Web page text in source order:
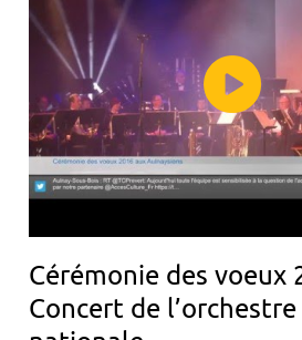
Cérémonie des voeux
Concert de